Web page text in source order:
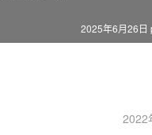
2025年6月26日
2022